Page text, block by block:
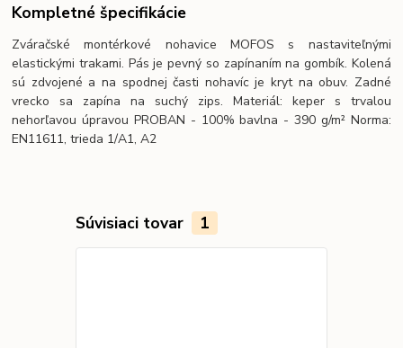
Kompletné špecifikácie
Zváračské montérkové nohavice MOFOS s nastaviteľnými
elastickými trakami. Pás je pevný so zapínaním na gombík. Kolená
sú zdvojené a na spodnej časti nohavíc je kryt na obuv. Zadné
vrecko sa zapína na suchý zips. Materiál: keper s trvalou
nehorľavou úpravou PROBAN - 100% bavlna - 390 g/m² Norma:
EN11611, trieda 1/A1, A2
Súvisiaci tovar 1